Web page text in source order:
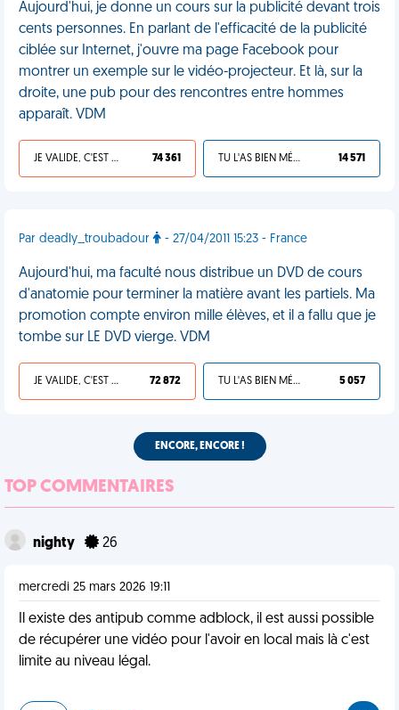
Aujourd'hui, je donne un cours sur la publicité devant trois
cents personnes. En parlant de l'efficacité de la publicité
ciblée sur Internet, j'ouvre ma page Facebook pour
montrer un exemple sur le vidéo-projecteur. Et là, sur la
droite, une pub pour des rencontres entre hommes
apparaît. VDM
JE VALIDE, C'EST UNE VDM 74 361 TU L'AS BIEN MÉRITÉ 14 571
Par deadly_troubadour - 27/04/2011 15:23 - France
Aujourd'hui, ma faculté nous distribue un DVD de cours
d'anatomie pour terminer la matière avant les partiels. Ma
promotion compte environ mille élèves, et il a fallu que je
tombe sur LE DVD vierge. VDM
JE VALIDE, C'EST UNE VDM 72 872 TU L'AS BIEN MÉRITÉ 5 057
ENCORE, ENCORE !
TOP COMMENTAIRES
nighty 26
mercredi 25 mars 2026 19:11
Il existe des antipub comme adblock, il est aussi possible
de récupérer une vidéo pour l'avoir en local mais là c'est
limite au niveau légal.